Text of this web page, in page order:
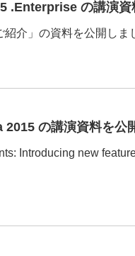
.Enterprise の講演資
介」の資料を公開しま
の講演資料を公
Introducing new